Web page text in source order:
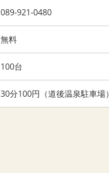
089-921-0480
無料
100台
30分100円（道後温泉駐車場）